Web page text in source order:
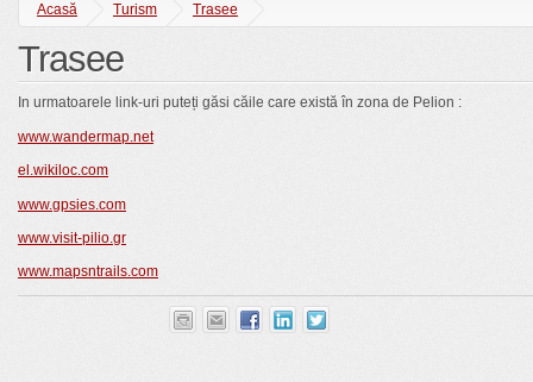
Acasă Turism Trasee
Trasee
In urmatoarele link-uri puteți găsi căile care există în zona de Pelion :
www.wandermap.net
el.wikiloc.com
www.gpsies.com
www.visit-pilio.gr
www.mapsntrails.com